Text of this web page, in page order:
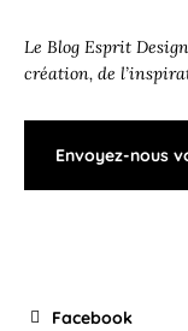
Le Blog Esprit
création, de
Envoyez-nous
Facebook